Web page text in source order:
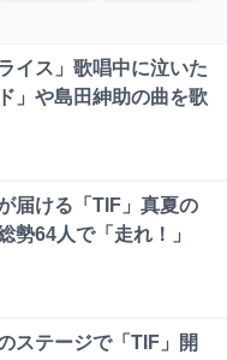
イス」歌唱中に泣いた
」や島田紳助の曲を歌
届ける「TIF」真夏の
勢64人で「走れ！」
ステージで「TIF」開